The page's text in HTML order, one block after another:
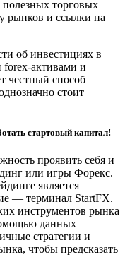
полезных торговых
рынков и ссылки на
об инвестициях в
активами и
честный способ
стоит
стартовый капитал!
проявить себя и
или игры Форекс.
является
— терминал StartFX.
инструментов рынка
данных
стратегии и
чтобы предсказать